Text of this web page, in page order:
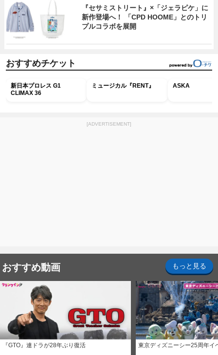
『セサミストリート』×「ジェラピケ」に
新作登場へ！ 「CPD HOOME」とのトリ
プルコラボを展開
おすすめチケット
新日本プロレス G1
CLIMAX 36
ミュージカル『RENT』 ASKA
[ADVERTISEMENT]
おすすめ動画 もっと見る
『GTO』連ドラが28年ぶり復活 東京ディズニーシー25周年イ